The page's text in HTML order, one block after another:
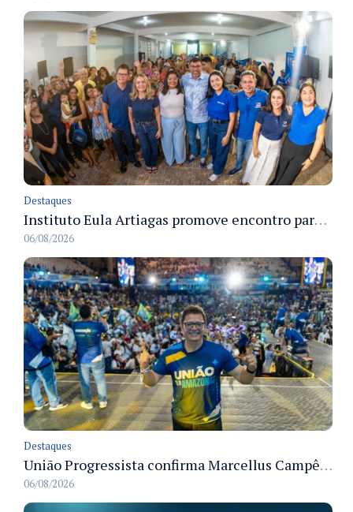
Destaques
Instituto Eula Artiagas promove encontro para discutir melhorias para o bairro Petrópolis
06/08/2026
Destaques
União Progressista confirma Marcellus Campêlo como candidato a deputado estadual
06/08/2026